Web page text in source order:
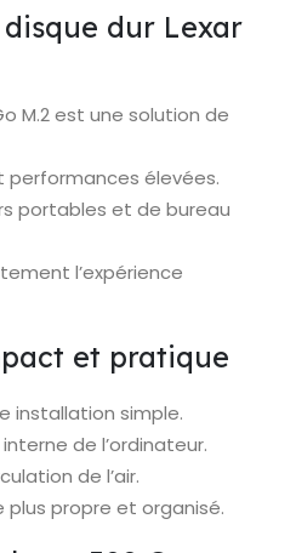
dur Lexar
M.2 est une solution de
élevées.
portables et de bureau
l’expérience
et pratique
installation simple.
de l’ordinateur.
de l’air.
propre et organisé.